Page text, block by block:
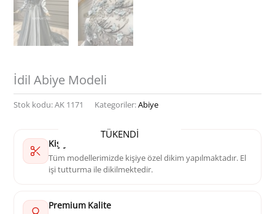
TÜKENDİ
İdil Abiye Modeli
Stok kodu:AK 1171 Kategoriler:Abiye
Kişiye Özel Dikim
Tüm modellerimizde kişiye özel dikim yapılmaktadır. El
işi tutturma ile dikilmektedir.
Premium Kalite